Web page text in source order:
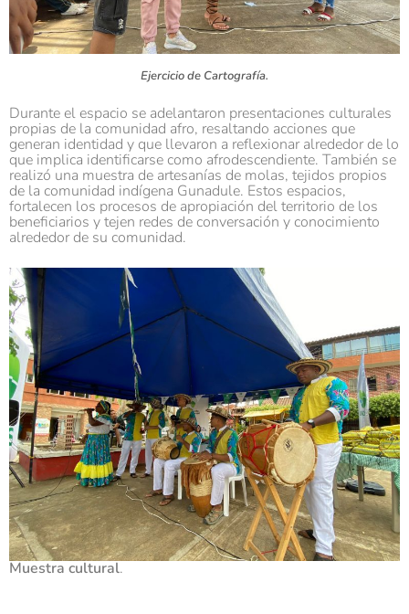
Ejercicio de Cartografía.
Durante el espacio se adelantaron presentaciones culturales
propias de la comunidad afro, resaltando acciones que
generan identidad y que llevaron a reflexionar alrededor de lo
que implica identificarse como afrodescendiente. También se
realizó una muestra de artesanías de molas, tejidos propios
de la comunidad indígena Gunadule. Estos espacios,
fortalecen los procesos de apropiación del territorio de los
beneficiarios y tejen redes de conversación y conocimiento
alrededor de su comunidad.
Muestra cultural.